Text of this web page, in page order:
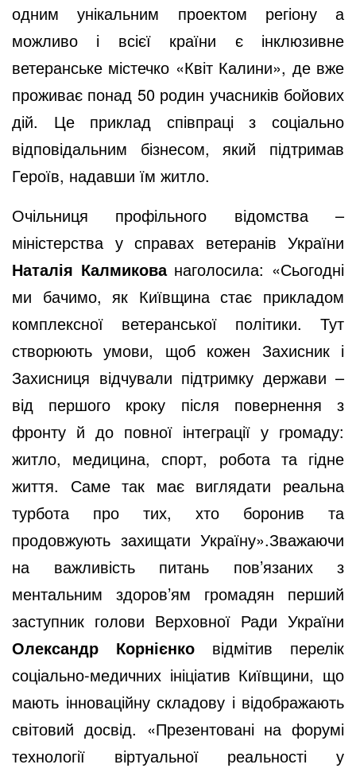
одним унікальним проектом регіону а
можливо і всієї країни є інклюзивне
ветеранське містечко «Квіт Калини», де вже
проживає понад 50 родин учасників бойових
дій. Це приклад співпраці з соціально
відповідальним бізнесом, який підтримав
Героїв, надавши їм житло.
Очільниця профільного відомства –
міністерства у справах ветеранів України
Наталія Калмикованаголосила: «Сьогодні
ми бачимо, як Київщина стає прикладом
комплексної ветеранської політики. Тут
створюють умови, щоб кожен Захисник і
Захисниця відчували підтримку держави –
від першого кроку після повернення з
фронту й до повної інтеграції у громаду:
житло, медицина, спорт, робота та гідне
життя. Саме так має виглядати реальна
турбота про тих, хто боронив та
продовжують захищати Україну».Зважаючи
на важливість питань пов’язаних з
ментальним здоров’ям громадян перший
заступник голови Верховної Ради України
Олександр Корнієнко відмітив перелік
соціально-медичних ініціатив Київщини, що
мають інноваційну складову і відображають
світовий досвід. «Презентовані на форумі
технології віртуальної реальності у